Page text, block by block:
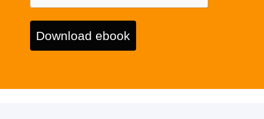
Download ebook